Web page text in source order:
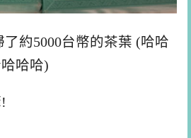
約5000台幣的茶葉 (哈哈
哈哈)